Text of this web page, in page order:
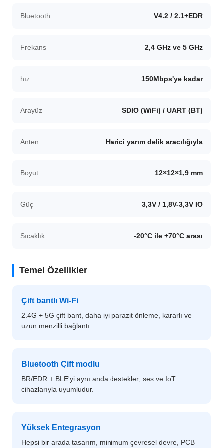
Bluetooth V4.2 / 2.1+EDR
Frekans 2,4 GHz ve 5 GHz
hız 150Mbps'ye kadar
Arayüz SDIO (WiFi) / UART (BT)
Anten Harici yarım delik aracılığıyla
Boyut 12×12×1,9 mm
Güç 3,3V / 1,8V-3,3V IO
Sıcaklık -20°C ile +70°C arası
Temel Özellikler
Çift bantlı Wi-Fi
2.4G + 5G çift bant, daha iyi parazit önleme, kararlı ve
uzun menzilli bağlantı.
Bluetooth Çift modlu
BR/EDR + BLE'yi aynı anda destekler; ses ve IoT
cihazlarıyla uyumludur.
Yüksek Entegrasyon
Hepsi bir arada tasarım, minimum çevresel devre, PCB